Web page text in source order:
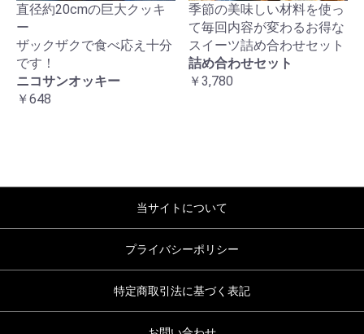
直径約20cmの巨大クッキ
ー
ザックザクで食べ応え十分
です！
ニコサンオッキー
￥648
季節の美味しい材料を使っ
て毎回内容が変わるお得な
スイーツ詰め合わせセット
詰め合わせセット
￥3,780
当サイトについて
プライバシーポリシー
特定商取引法に基づく表記